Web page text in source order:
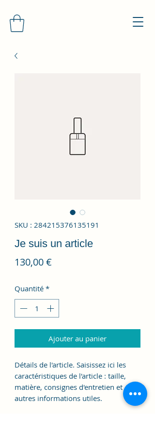
SKU : 284215376135191
Je suis un article
130,00 €
Quantité *
Ajouter au panier
Détails de l'article. Saisissez ici les
caractéristiques de l'article : taille,
matière, consignes d'entretien et
autres informations utiles.